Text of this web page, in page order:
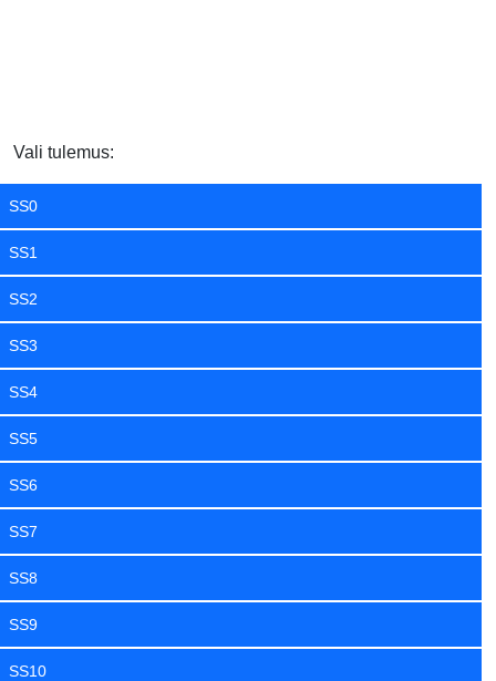
Vali tulemus:
SS0
SS1
SS2
SS3
SS4
SS5
SS6
SS7
SS8
SS9
SS10